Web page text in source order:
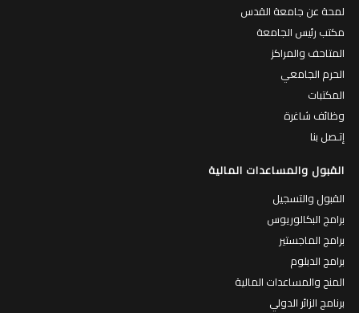
لمحة عن جامعة القدس
مكتب رئيس الجامعة
المتاحف والمراكز
الحرم الجامعي
المكتبات
وظائف شاغرة
إتـصل بنا
القبول والمساعدات المالية
القبول والتسجيل
برامج البكالوريوس
برامج الماجستير
برامج الدبلوم
المنح والمساعدات المالية
برنامج الزائر الدولي